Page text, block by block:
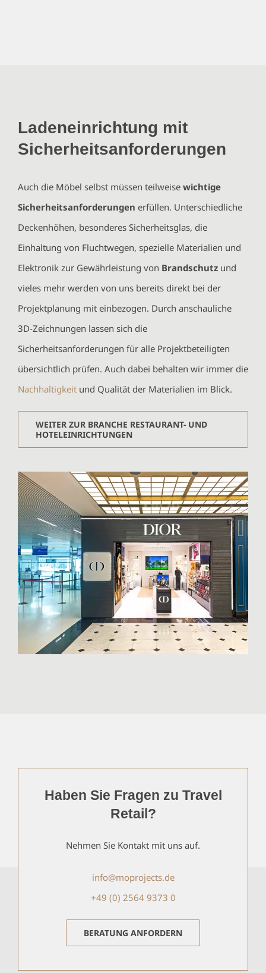
Ladeneinrichtung mit
Sicherheitsanforderungen
Auch die Möbel selbst müssen teilweise wichtige
Sicherheitsanforderungen erfüllen. Unterschiedliche
Deckenhöhen, besonderes Sicherheitsglas, die
Einhaltung von Fluchtwegen, spezielle Materialien und
Elektronik zur Gewährleistung von Brandschutzund
vieles mehr werden von uns bereits direkt bei der
Projektplanung mit einbezogen. Durch anschauliche
3D-Zeichnungen lassen sich die
Sicherheitsanforderungen für alle Projektbeteiligten
übersichtlich prüfen. Auch dabei behalten wir immer die
Nachhaltigkeitund Qualität der Materialien im Blick.
WEITER ZUR BRANCHE RESTAURANT- UND
HOTELEINRICHTUNGEN
Haben Sie Fragen zu Travel
Retail?
Nehmen Sie Kontakt mit uns auf.
info@moprojects.de
+49 (0) 2564 9373 0
BERATUNG ANFORDERN